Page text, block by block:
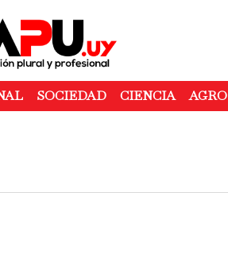
al
contenido
principal
SOCIEDAD CIENCIA AGRO